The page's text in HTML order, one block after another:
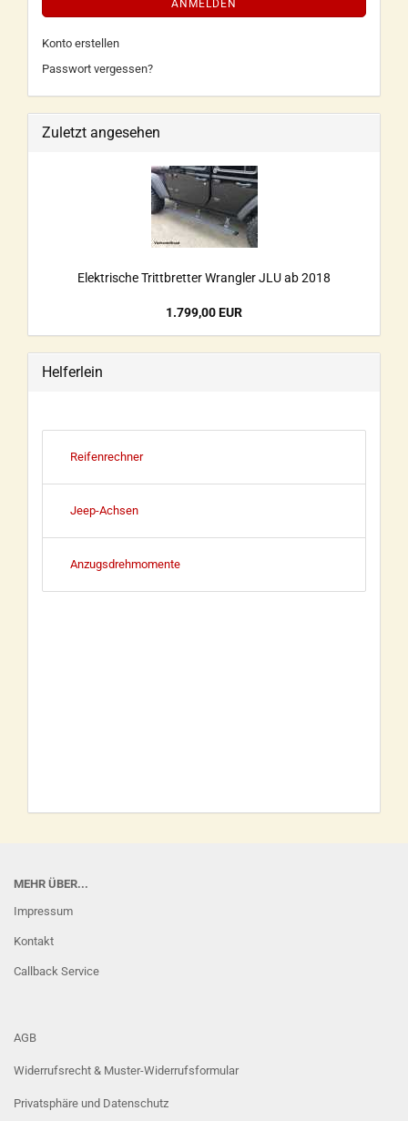
ANMELDEN
Konto erstellen
Passwort vergessen?
Zuletzt angesehen
Elektrische Trittbretter Wrangler JLU ab 2018
1.799,00 EUR
Helferlein
Reifenrechner
Jeep-Achsen
Anzugsdrehmomente
MEHR ÜBER...
Impressum
Kontakt
Callback Service
AGB
Widerrufsrecht & Muster-Widerrufsformular
Privatsphäre und Datenschutz